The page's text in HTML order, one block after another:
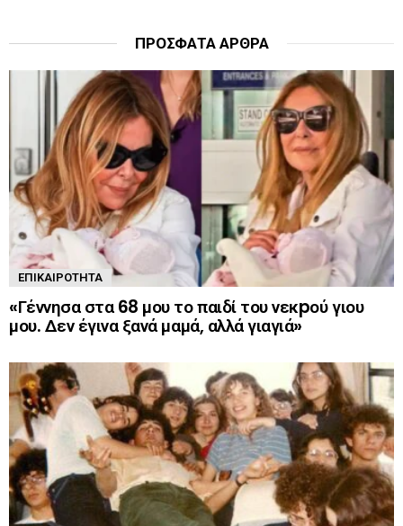
ΠΡΌΣΦΑΤΑ ΆΡΘΡΑ
ΕΠΙΚΑΙΡΌΤΗΤΑ
«Γέννησα στα 68 μου το παιδί του νεκpού γιου
μου. Δεν έγινα ξανά μαμά, αλλά γιαγιά»